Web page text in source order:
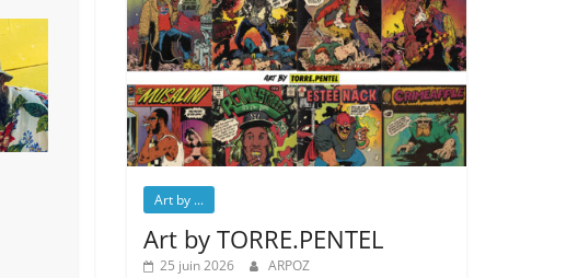
Art by ...
Art by TORRE.PENTEL
25 juin 2026 ARPOZ